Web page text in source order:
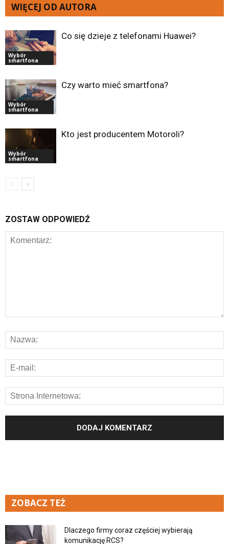
WIĘCEJ OD AUTORA
Wybór
smartfona
Co się dzieje z telefonami Huawei?
Wybór
smartfona
Czy warto mieć smartfona?
Wybór
smartfona
Kto jest producentem Motoroli?
ZOSTAW ODPOWIEDŹ
ZOBACZ TEŻ
Dlaczego firmy coraz częściej wybierają
komunikację RCS?